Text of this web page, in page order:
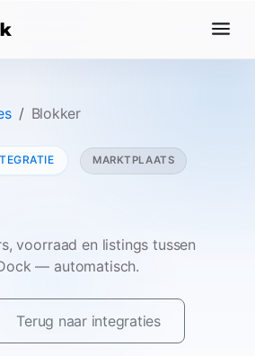
Blokker
MARKTPLAATS
voorraad en listings tussen
— automatisch.
Terug naar integraties